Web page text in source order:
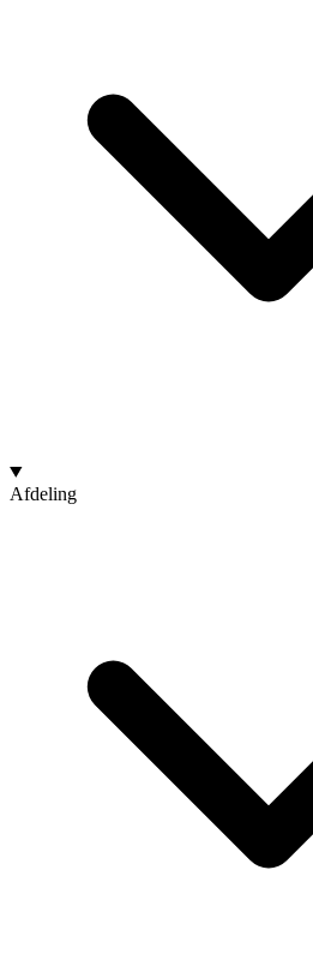
Afdeling